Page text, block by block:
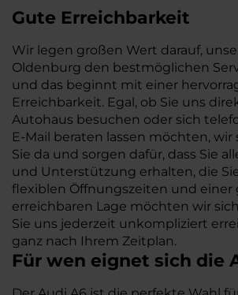
Gute Erreichbarkeit
Wir legen großen Wert darauf,
Oldenburg den bestmöglichen
und das beginnt mit einer
Erreichbarkeit. Egal, ob Sie uns
Autohaus besuchen oder sich
E-Mail beraten lassen möchten,
Sie da und sorgen dafür, dass Sie
und Unterstützung erhalten, die
flexiblen Öffnungszeiten und einer
erreichbaren Lage möchten wir
Sie uns jederzeit unkompliziert
ganz nach Ihrem Zeitplan.
Für wen eignet sich die